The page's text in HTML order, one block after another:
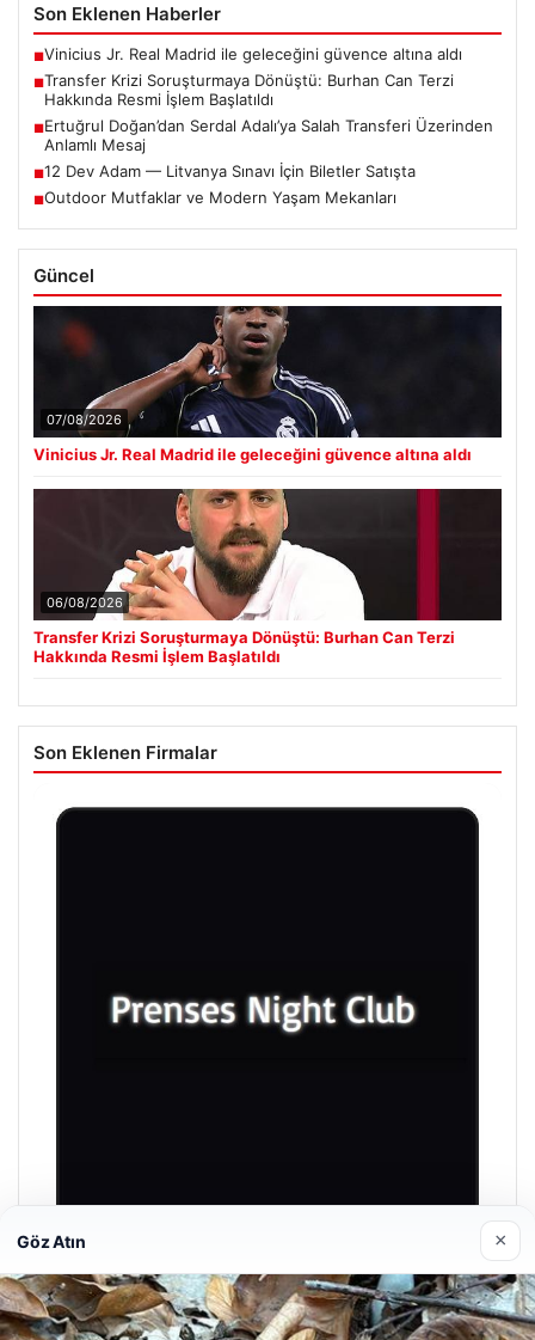
Son Eklenen Haberler
■Vinicius Jr. Real Madrid ile geleceğini güvence altına aldı
■Transfer Krizi Soruşturmaya Dönüştü: Burhan Can Terzi
Hakkında Resmi İşlem Başlatıldı
■Ertuğrul Doğan’dan Serdal Adalı’ya Salah Transferi Üzerinden
Anlamlı Mesaj
■12 Dev Adam — Litvanya Sınavı İçin Biletler Satışta
■Outdoor Mutfaklar ve Modern Yaşam Mekanları
Güncel
07/08/2026
Vinicius Jr. Real Madrid ile geleceğini güvence altına aldı
06/08/2026
Transfer Krizi Soruşturmaya Dönüştü: Burhan Can Terzi
Hakkında Resmi İşlem Başlatıldı
Son Eklenen Firmalar
Prenses Night Club
29/04/2026
Göz Atın ×